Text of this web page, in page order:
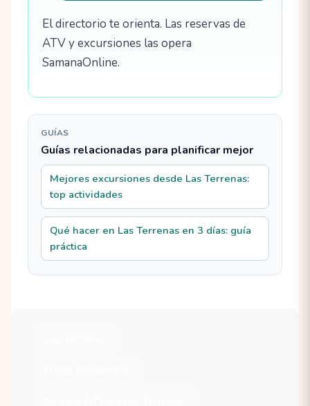
El directorio te orienta. Las reservas de
ATV y excursiones las opera
SamanaOnline.
GUÍAS
Guías relacionadas para planificar mejor
Mejores excursiones desde Las Terrenas:
top actividades
Qué hacer en Las Terrenas en 3 días: guía
práctica